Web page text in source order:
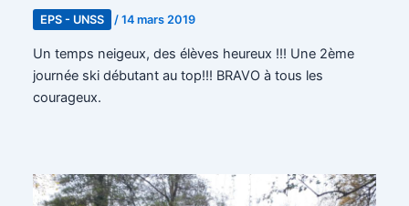
EPS - UNSS /14 mars 2019
Un temps neigeux, des élèves heureux !!! Une 2ème
journée ski débutant au top!!! BRAVO à tous les
courageux.